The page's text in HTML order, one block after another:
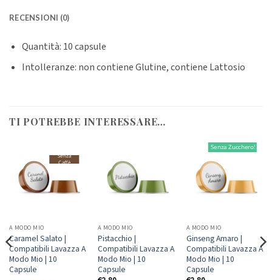
RECENSIONI (0)
Quantità: 10 capsule
Intolleranze: non contiene Glutine, contiene Lattosio
TI POTREBBE INTERESSARE…
Senza
Caffè
A MODO MIO
Caramel Salato |
Compatibili Lavazza A
Modo Mio | 10
Capsule
A MODO MIO
Pistacchio |
Compatibili Lavazza A
Modo Mio | 10
Capsule
Senza Zucchero!
A MODO MIO
Ginseng Amaro |
Compatibili Lavazza A
Modo Mio | 10
Capsule